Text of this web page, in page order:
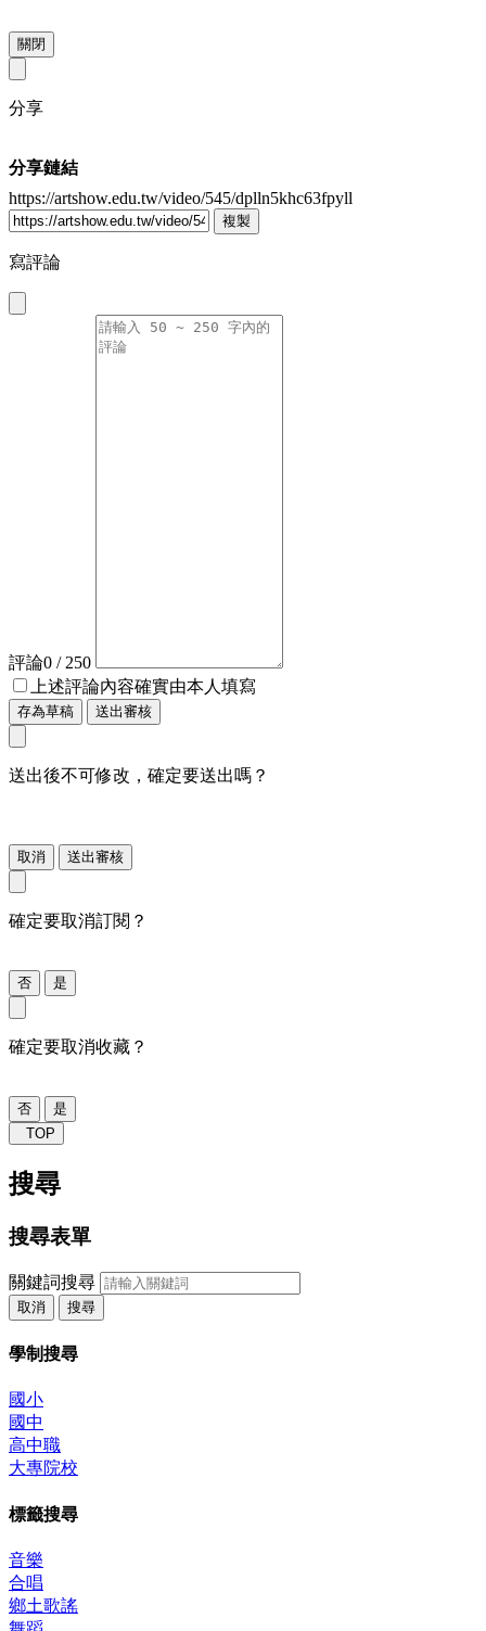
關閉
分享
分享鏈結
https://artshow.edu.tw/video/545/dplln5khc63fpyll
複製
寫評論
評論0 / 250
上述評論內容確實由本人填寫
存為草稿 送出審核
送出後不可修改，確定要送出嗎？
取消 送出審核
確定要取消訂閱？
否 是
確定要取消收藏？
否
是
TOP
搜尋
搜尋表單
關鍵詞搜尋
取消 搜尋
學制搜尋
國小
國中
高中職
大專院校
標籤搜尋
音樂
合唱
鄉土歌謠